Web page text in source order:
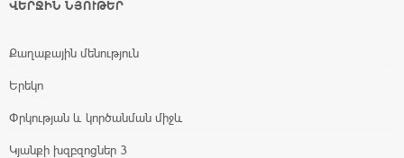
ՎԵՐՋԻՆ ՆՅՈՒԹԵՐ
Քաղաքային մենություն
Երեկո
Փրկության և կործանման միջև
Կյանքի խզբզոցներ 3